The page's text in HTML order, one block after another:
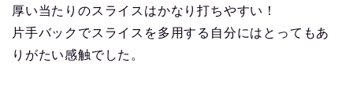
厚い当たりのスライスはかなり打ちやすい！
片手バックでスライスを多用する自分にはとってもあ
りがたい感触でした。